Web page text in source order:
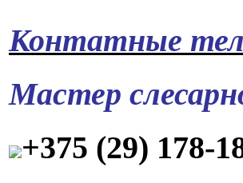
Контатные
Мастер
+375 (29) 178-